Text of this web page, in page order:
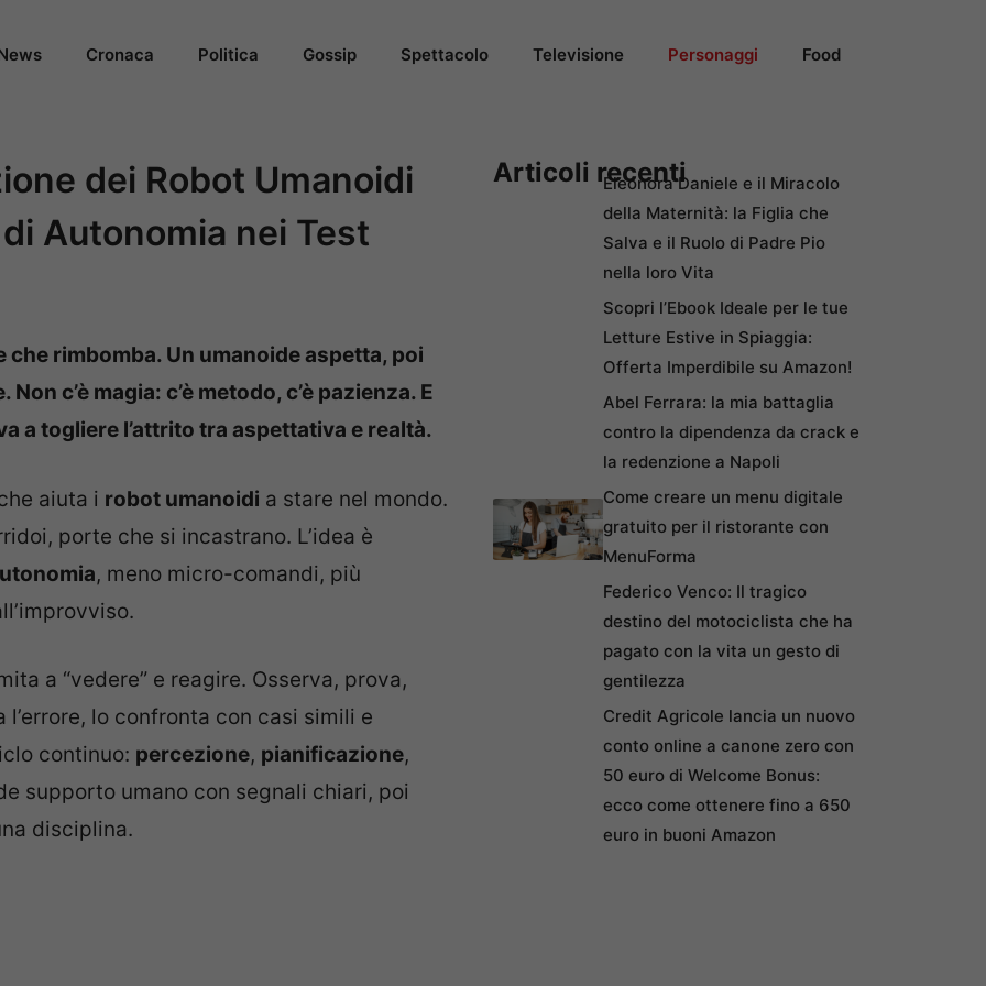
Cronaca Politica Gossip Spettacolo Televisione Personaggi Food
dei Robot Umanoidi
Autonomia nei Test
rimbomba. Un umanoide aspetta, poi
c’è magia: c’è metodo, c’è pazienza. E
a togliere l’attrito tra aspettativa e realtà.
aiuta i robot umanoidi a stare nel mondo.
porte che si incastrano. L’idea è
, meno micro-comandi, più
a “vedere” e reagire. Osserva, prova,
lo confronta con casi simili e
continuo: percezione, pianificazione,
supporto umano con segnali chiari, poi
disciplina.
Articoli recentiEleonora Daniele e il Miracolo
della Maternità: la Figlia che
Salva e il Ruolo di Padre Pio
nella loro Vita
Scopri l’Ebook Ideale per le tue
Letture Estive in Spiaggia:
Offerta Imperdibile su Amazon!
Abel Ferrara: la mia battaglia
contro la dipendenza da crack e
la redenzione a Napoli
Come creare un menu digitale
gratuito per il ristorante con
MenuForma
Federico Venco: Il tragico
destino del motociclista che ha
pagato con la vita un gesto di
gentilezza
Credit Agricole lancia un nuovo
conto online a canone zero con
50 euro di Welcome Bonus:
ecco come ottenere fino a 650
euro in buoni Amazon